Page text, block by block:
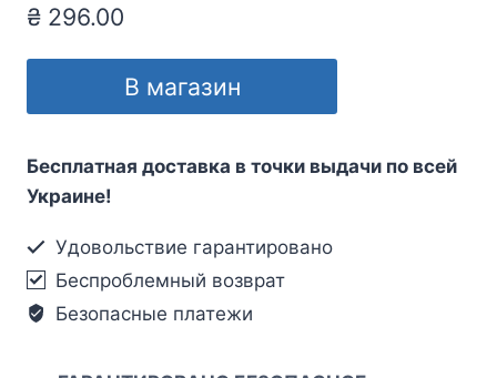
₴ 296.00
В магазин
Бесплатная доставка в точки выдачи по всей
Украине!
Удовольствие гарантировано
Беспроблемный возврат
Безопасные платежи